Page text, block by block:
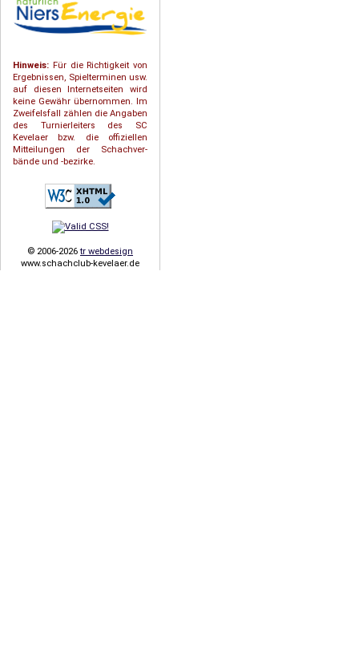
Hinweis: Für die Richtigkeit von
Ergebnissen, Spielterminen usw.
auf diesen Internetseiten wird
keine Gewähr übernommen. Im
Zweifelsfall zählen die Angaben
des Turnierleiters des SC
Kevelaer bzw. die offiziellen
Mitteilungen der Schach­ver­
bände und -bezirke.
© 2006-2026tr webdesign
www.schachclub-kevelaer.de